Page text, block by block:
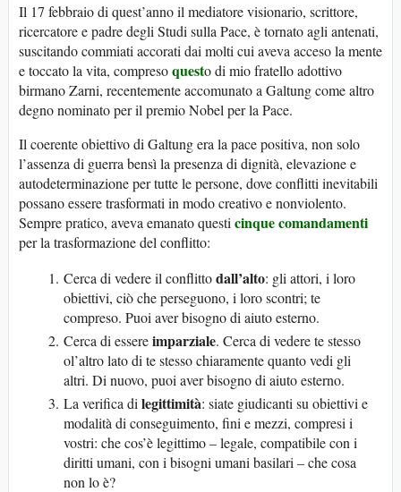
Il 17 febbraio di quest’anno il mediatore visionario, scrittore,
ricercatore e padre degli Studi sulla Pace, è tornato agli antenati,
suscitando commiati accorati dai molti cui aveva acceso la mente
e toccato la vita, compresoquesto di mio fratello adottivo
birmano Zarni, recentemente accomunato a Galtung come altro
degno nominato per il premio Nobel per la Pace.
Il coerente obiettivo di Galtung era la pace positiva, non solo
l’assenza di guerra bensì la presenza di dignità, elevazione e
autodeterminazione per tutte le persone, dove conflitti inevitabili
possano essere trasformati in modo creativo e nonviolento.
Sempre pratico, aveva emanato questi cinque comandamenti
per la trasformazione del conflitto:
Cerca di vedere il conflittodall’alto: gli attori, i loro
obiettivi, ciò che perseguono, i loro scontri; te
compreso. Puoi aver bisogno di aiuto esterno.
Cerca di essereimparziale. Cerca di vedere te stesso
ol’altro lato di te stesso chiaramente quanto vedi gli
altri. Di nuovo, puoi aver bisogno di aiuto esterno.
La verifica di legittimità: siate giudicanti su obiettivi e
modalità di conseguimento, fini e mezzi, compresi i
vostri: che cos’è legittimo – legale, compatibile con i
diritti umani, con i bisogni umani basilari – che cosa
non lo è?